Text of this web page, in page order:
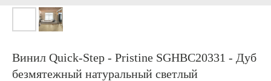
Винил Quick-Step - Pristine SGHBC20331 - Дуб
безмятежный натуральный светлый